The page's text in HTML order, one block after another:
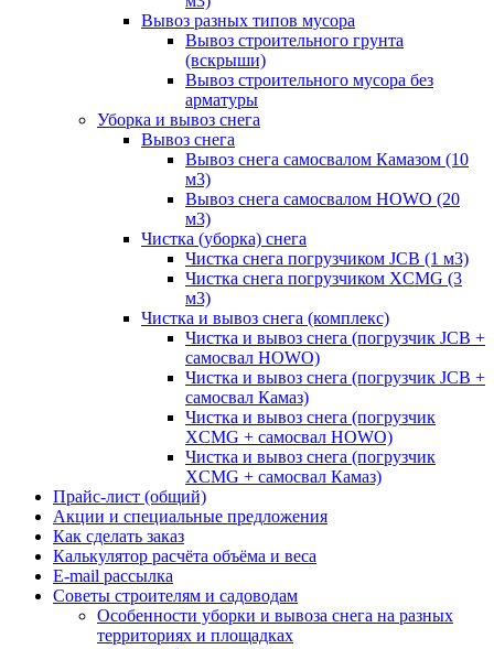
Вывоз разных типов мусора
Вывоз строительного грунта
(вскрыши)
Вывоз строительного мусора без
арматуры
Уборка и вывоз снега
Вывоз снега
Вывоз снега самосвалом Камазом (10
м3)
Вывоз снега самосвалом HOWO (20
м3)
Чистка (уборка) снега
Чистка снега погрузчиком JCB (1 м3)
Чистка снега погрузчиком XCMG (3
м3)
Чистка и вывоз снега (комплекс)
Чистка и вывоз снега (погрузчик JCB +
самосвал HOWO)
Чистка и вывоз снега (погрузчик JCB +
самосвал Камаз)
Чистка и вывоз снега (погрузчик
XCMG + самосвал HOWO)
Чистка и вывоз снега (погрузчик
XCMG + самосвал Камаз)
Прайс-лист (общий)
Акции и специальные предложения
Как сделать заказ
Калькулятор расчёта объёма и веса
E-mail рассылка
Советы строителям и садоводам
Особенности уборки и вывоза снега на разных
территориях и площадках